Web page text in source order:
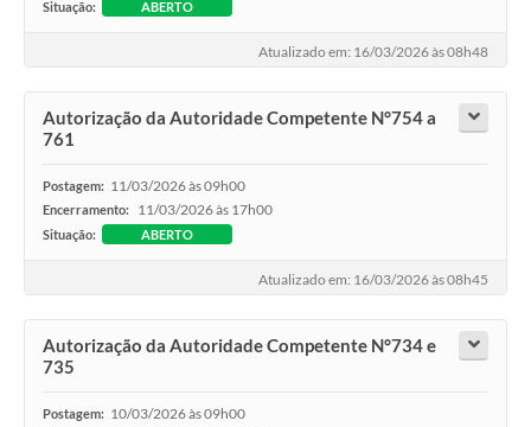
Situação: ABERTO
Atualizado em: 16/03/2026 às 08h48
Autorização da Autoridade Competente N°754 a
761
Postagem: 11/03/2026 às 09h00
Encerramento: 11/03/2026 às 17h00
Situação: ABERTO
Atualizado em: 16/03/2026 às 08h45
Autorização da Autoridade Competente N°734 e
735
Postagem: 10/03/2026 às 09h00